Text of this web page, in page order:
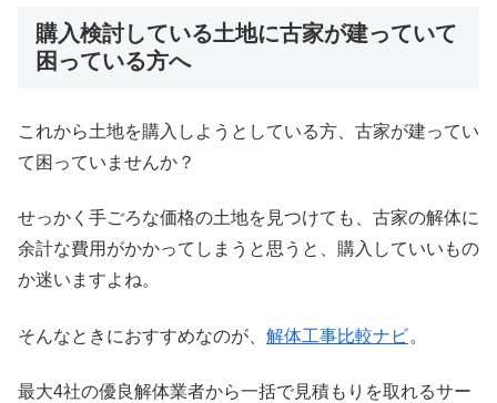
購入検討している土地に古家が建っていて
困っている方へ
これから土地を購入しようとしている方、古家が建ってい
て困っていませんか？
せっかく手ごろな価格の土地を見つけても、古家の解体に
余計な費用がかかってしまうと思うと、購入していいもの
か迷いますよね。
そんなときにおすすめなのが、 解体工事比較ナビ。
最大4社の優良解体業者から一括で見積もりを取れるサー